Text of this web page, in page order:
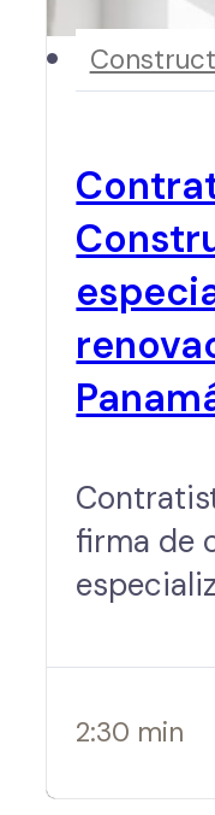
firma de
Nuestro
de 30
2:30 min